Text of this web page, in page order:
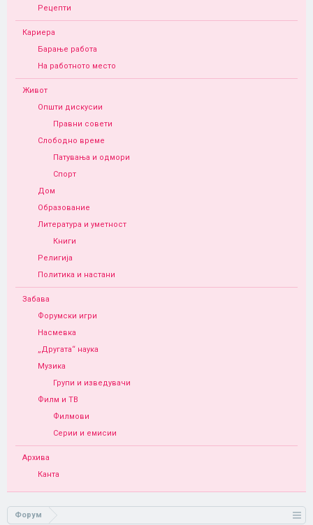
Рецепти
Кариера
Барање работа
На работното место
Живот
Општи дискусии
Правни совети
Слободно време
Патувања и одмори
Спорт
Дом
Образование
Литература и уметност
Книги
Религија
Политика и настани
Забава
Форумски игри
Насмевка
„Другата“ наука
Музика
Групи и изведувачи
Филм и ТВ
Филмови
Серии и емисии
Архива
Канта
Форум